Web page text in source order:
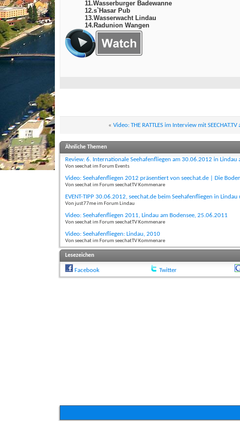
11.Wasserburger Badewanne
12.s`Hasar Pub
13.Wasserwacht Lindau
14.Radunion Wangen
« Video: THE RATTLES im Interview mit
Ähnliche Themen
Review: 6. Internationale Seehafenfliegen am 30.06.2012 in Lindau
Von seechat im Forum Events
Video: Seehafenfliegen 2012 präsentiert von seechat.de | Die
Von seechat im Forum seechatTV Kommenare
EVENT-TIPP 30.06.2012, seechat.de beim Seehafenfliegen in Lindau
Von just77me im Forum Lindau
Video: Seehafenfliegen 2011, Lindau am Bodensee, 25.06.2011
Von seechat im Forum seechatTV Kommenare
Video: Seehafenfliegen: Lindau, 2010
Von seechat im Forum seechatTV Kommenare
Lesezeichen
Facebook Twitter